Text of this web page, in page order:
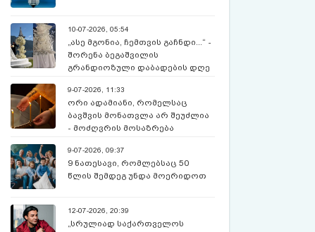
10-07-2026, 05:54
„ასე მგონია, ჩემთვის გაჩნდი...“ -
შორენა ბეგაშვილის
გრანდიოზული დაბადების დღე
9-07-2026, 11:33
ორი ადამიანი, რომელსაც
ბავშვის მონათვლა არ შეუძლია
- მოძღვრის მოსაზრება
9-07-2026, 09:37
9 ნათესავი, რომლებსაც 50
წლის შემდეგ უნდა მოერიდოთ
12-07-2026, 20:39
„სრულიად საქართველოს